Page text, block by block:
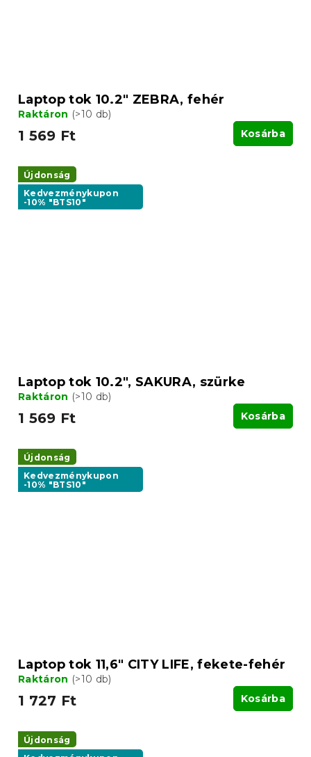
Laptop tok 10.2" ZEBRA, fehér
Raktáron (>10 db)
1 569 Ft Kosárba
Újdonság
Kedvezménykupon
-10% "BTS10"
Laptop tok 10.2", SAKURA, szürke
Raktáron (>10 db)
1 569 Ft Kosárba
Újdonság
Kedvezménykupon
-10% "BTS10"
Laptop tok 11,6" CITY LIFE, fekete-fehér
Raktáron (>10 db)
1 727 Ft Kosárba
Újdonság